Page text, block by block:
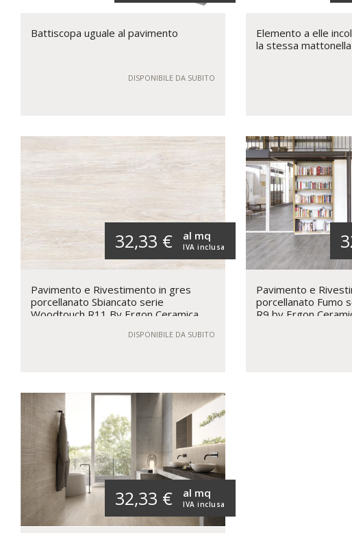
Battiscopa uguale al pavimento
DISPONIBILE DA SUBITO
Elemento a elle
la stessa
32,33 € IVA inclusa
al mq
Pavimento e Rivestimento in gres
porcellanato Sbiancato serie
Woodtouch R11 By Ergon Ceramica
DISPONIBILE DA SUBITO
Pavimento e
porcellanato Fumo
R9 by Ergon
32,33 € IVA inclusa
al mq